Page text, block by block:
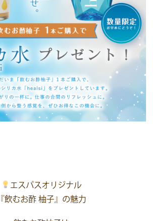
エスパスオリジナル
『飲むお酢 柚子』の魅力